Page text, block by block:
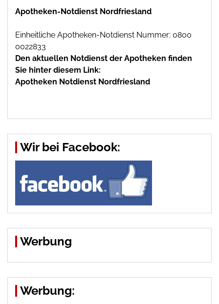
Apotheken-Notdienst Nordfriesland
Einheitliche Apotheken-Notdienst Nummer: 0800
0022833
Den aktuellen Notdienst der Apotheken finden
Sie hinter diesem Link:
Apotheken Notdienst Nordfriesland
Wir bei Facebook:
Werbung
Werbung: